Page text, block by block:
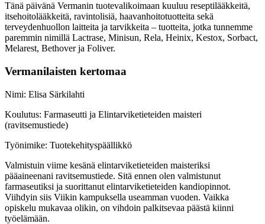
Tänä päivänä Vermanin tuotevalikoimaan kuuluu reseptilääkkeitä,
itsehoitolääkkeitä, ravintolisiä, haavanhoitotuotteita sekä
terveydenhuollon laitteita ja tarvikkeita – tuotteita, jotka tunnemme
paremmin nimillä Lactrase, Minisun, Rela, Heinix, Kestox, Sorbact,
Melarest, Bethover ja Foliver.
Vermanilaisten kertomaa
Nimi: Elisa Särkilahti
Koulutus: Farmaseutti ja Elintarviketieteiden maisteri
(ravitsemustiede)
Työnimike: Tuotekehityspäällikkö
Valmistuin viime kesänä elintarviketieteiden maisteriksi
pääaineenani ravitsemustiede. Sitä ennen olen valmistunut
farmaseutiksi ja suorittanut elintarviketieteiden kandiopinnot.
Viihdyin siis Viikin kampuksella useamman vuoden. Vaikka
opiskelu mukavaa olikin, on vihdoin palkitsevaa päästä kiinni
työelämään.